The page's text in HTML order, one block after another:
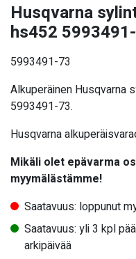
Husqvarna
hs452
5993491-73
Alkuperäinen Husqvarna
5993491-73.
Husqvarna
Mikäli olet epävarma
myymälästämme!
Saatavuus: loppunut
Saatavuus: yli 3 kpl
arkipäivää